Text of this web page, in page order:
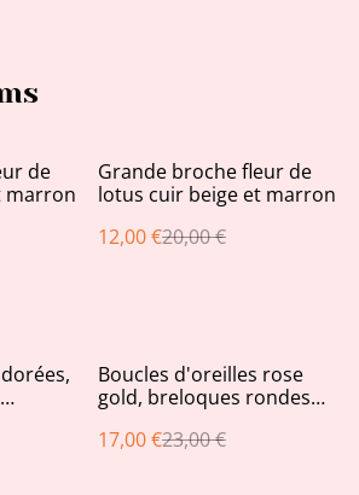
de
marron
%
Grande broche fleur de
lotus cuir beige et marron
12,00 €20,00 €
%
Boucles d'oreilles rose
gold, breloques rondes
17,00 €23,00 €